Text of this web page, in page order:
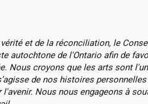
et de la réconciliation, le
autochtone de l'Ontario afin de
Nous croyons que les arts sont
de nos histoires
Nous nous engageons à